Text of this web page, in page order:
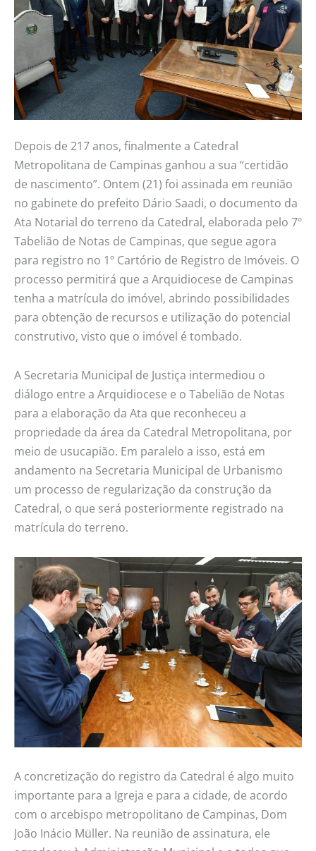
Depois de 217 anos, finalmente a Catedral
Metropolitana de Campinas ganhou a sua “certidão
de nascimento”. Ontem (21) foi assinada em reunião
no gabinete do prefeito Dário Saadi, o documento da
Ata Notarial do terreno da Catedral, elaborada pelo 7º
Tabelião de Notas de Campinas, que segue agora
para registro no 1º Cartório de Registro de Imóveis. O
processo permitirá que a Arquidiocese de Campinas
tenha a matrícula do imóvel, abrindo possibilidades
para obtenção de recursos e utilização do potencial
construtivo, visto que o imóvel é tombado.
A Secretaria Municipal de Justiça intermediou o
diálogo entre a Arquidiocese e o Tabelião de Notas
para a elaboração da Ata que reconheceu a
propriedade da área da Catedral Metropolitana, por
meio de usucapião. Em paralelo a isso, está em
andamento na Secretaria Municipal de Urbanismo
um processo de regularização da construção da
Catedral, o que será posteriormente registrado na
matrícula do terreno.
A concretização do registro da Catedral é algo muito
importante para a Igreja e para a cidade, de acordo
com o arcebispo metropolitano de Campinas, Dom
João Inácio Müller. Na reunião de assinatura, ele
terreno